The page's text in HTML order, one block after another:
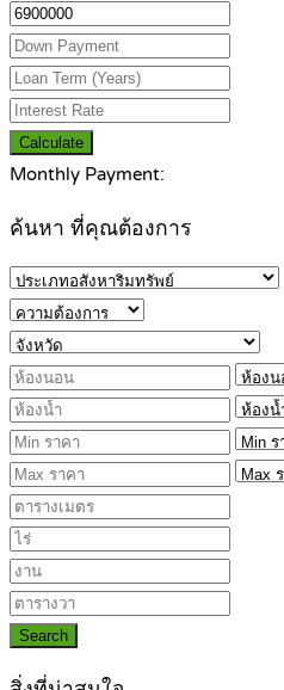
Calculate
Monthly Payment:
ค้นหา ที่คุณต้องการ
Search